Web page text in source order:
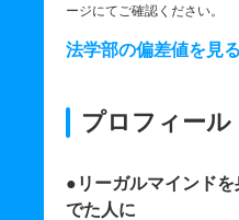
ージにてご確認ください。
法学部の偏差値を見る
プロフィール
●リーガルマインド
でた人に